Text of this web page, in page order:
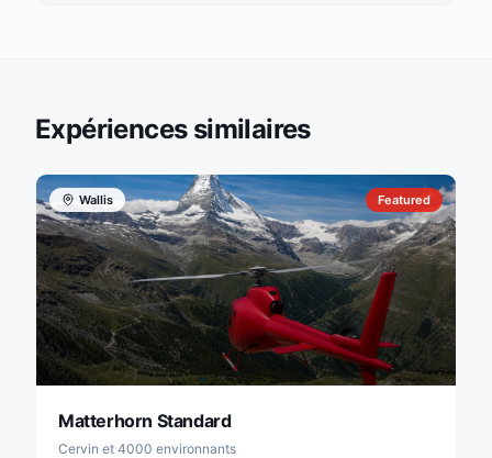
Expériences similaires
Wallis Featured
Matterhorn Standard
Cervin et 4000 environnants